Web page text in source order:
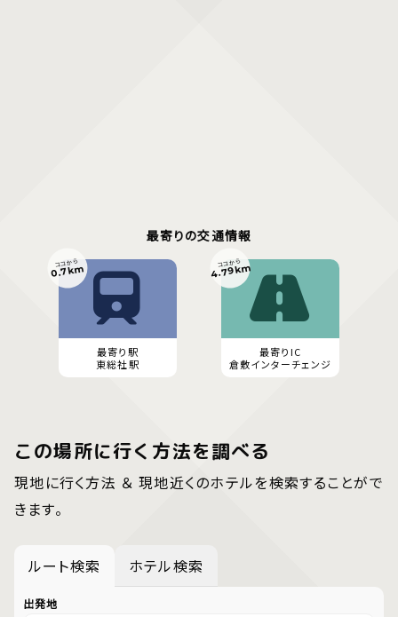
最寄りの交通情報
最寄り駅
東総社駅
ココから
0.7km
最寄りIC
倉敷インターチェンジ
ココから
4.79km
この場所に行く方法を調べる
現地に行く方法 ＆ 現地近くのホテルを検索することがで
きます。
ルート検索 ホテル検索
出発地